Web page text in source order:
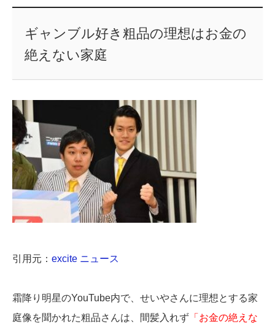
ギャンブル好き粗品の理想はお金の
絶えない家庭
引用元： excite ニュース
霜降り明星のYouTube内で、せいやさんに理想とする家
庭像を聞かれた粗品さんは、間髪入れず 「お金の絶えな